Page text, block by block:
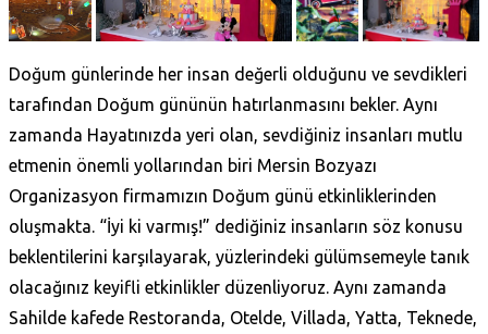
Doğum günlerinde her insan değerli olduğunu ve sevdikleri
tarafından Doğum gününün hatırlanmasını bekler. Aynı
zamanda Hayatınızda yeri olan, sevdiğiniz insanları mutlu
etmenin önemli yollarından biri Mersin Bozyazı
Organizasyon firmamızın Doğum günü etkinliklerinden
oluşmakta. “İyi ki varmış!” dediğiniz insanların söz konusu
beklentilerini karşılayarak, yüzlerindeki gülümsemeyle tanık
olacağınız keyifli etkinlikler düzenliyoruz. Aynı zamanda
Sahilde kafede Restoranda, Otelde, Villada, Yatta, Teknede,